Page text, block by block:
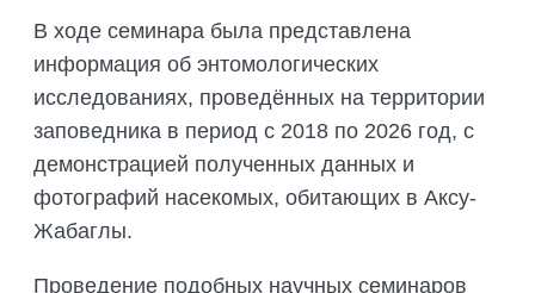
В ходе семинара была представлена
информация об энтомологических
исследованиях, проведённых на территории
заповедника в период с 2018 по 2026 год, с
демонстрацией полученных данных и
фотографий насекомых, обитающих в Аксу-
Жабаглы.
Проведение подобных научных семинаров